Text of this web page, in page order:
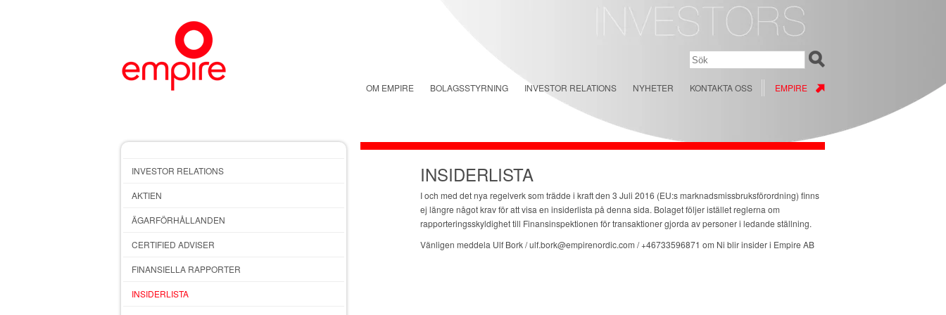
OM EMPIRE BOLAGSSTYRNING INVESTOR RELATIONS NYHETER KONTAKTA OSS EMPIRE
INSIDERLISTA
I och med det nya regelverk som trädde i kraft den 3 Juli 2016 (EU:s marknadsmissbruksförordning) finns
ej längre något krav för att visa en insiderlista på denna sida. Bolaget följer istället reglerna om
rapporteringsskyldighet till Finansinspektionen för transaktioner gjorda av personer i ledande ställning.
Vänligen meddela Ulf Bork / ulf.bork@empirenordic.com / +46733596871 om Ni blir insider i Empire AB
INVESTOR RELATIONS
AKTIEN
ÄGARFÖRHÅLLANDEN
CERTIFIED ADVISER
FINANSIELLA RAPPORTER
INSIDERLISTA